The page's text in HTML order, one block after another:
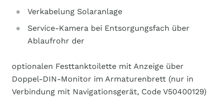
Verkabelung Solaranlage
Service-Kamera bei Entsorgungsfach über
Ablaufrohr der
optionalen Festtanktoilette mit Anzeige über
Doppel-DIN-Monitor im Armaturenbrett (nur in
Verbindung mit Navigationsgerät, Code V50400129)